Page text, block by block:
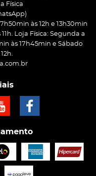
Física
às 12h e 13h30min
Loja Física: Segunda a
às 17h45min e Sábado